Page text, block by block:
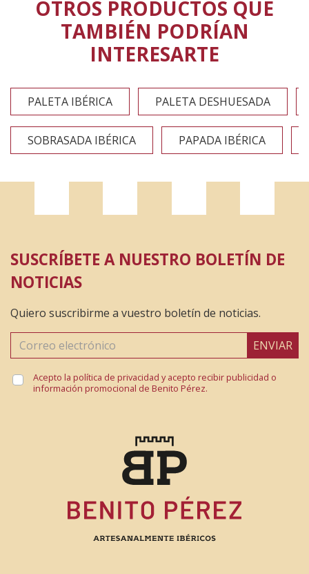
OTROS PRODUCTOS QUE
TAMBIÉN PODRÍAN
INTERESARTE
PALETA IBÉRICA PALETA DESHUESADA
SOBRASADA IBÉRICA PAPADA IBÉRICA
SUSCRÍBETE A NUESTRO BOLETÍN DE
NOTICIAS
Quiero suscribirme a vuestro boletín de noticias.
ENVIAR
Acepto la política de privacidad y acepto recibir publicidad o
información promocional de Benito Pérez.